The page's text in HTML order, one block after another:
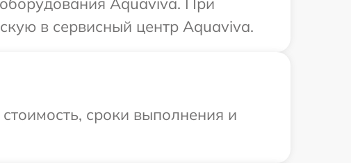
в сервисный центр Aquaviva.
сроки выполнения и